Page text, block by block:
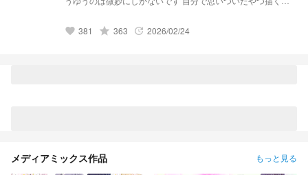
系 多
favorite 381 grade 363 update 2026/02/24
メディアミックス作品 もっと見る